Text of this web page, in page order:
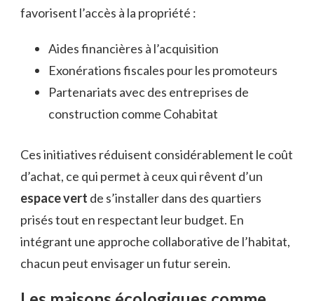
favorisent l’accès à la propriété :
Aides financières à l’acquisition
Exonérations fiscales pour les promoteurs
Partenariats avec des entreprises de
construction comme Cohabitat
Ces initiatives réduisent considérablement le coût
d’achat, ce qui permet à ceux qui rêvent d’un
espace vert de s’installer dans des quartiers
prisés tout en respectant leur budget. En
intégrant une approche collaborative de l’habitat,
chacun peut envisager un futur serein.